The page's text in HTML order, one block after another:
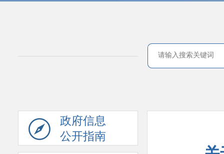
政府信息
公开指南